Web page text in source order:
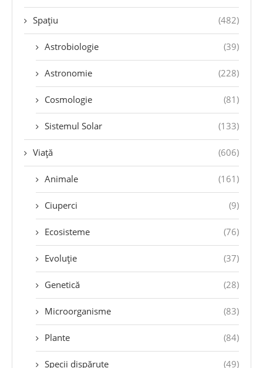
Spațiu (482)
Astrobiologie (39)
Astronomie (228)
Cosmologie (81)
Sistemul Solar (133)
Viață (606)
Animale (161)
Ciuperci (9)
Ecosisteme (76)
Evoluție (37)
Genetică (28)
Microorganisme (83)
Plante (84)
Specii dispărute (49)